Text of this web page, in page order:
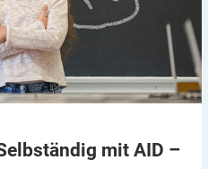
mit AID –